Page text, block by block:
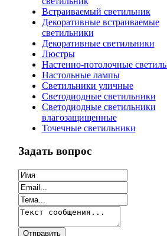
Встраиваемый светильник
Декоративные встраиваемые
светильники
Декоративные светильники
Люстры
Настенно-потолочные
Настольные лампы
Светильники уличные
Светодиодные светильники
Светодиодные светильники
влагозащищенные
Точечные светильники
Задать вопрос